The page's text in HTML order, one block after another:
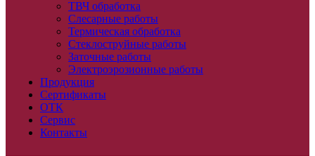
ТВЧ обработка
Слесарные работы
Термическая обработка
Стеклоструйные работы
Заточные работы
Электроэрозионные работы
Продукция
Сертификаты
ОТК
Сервис
Контакты